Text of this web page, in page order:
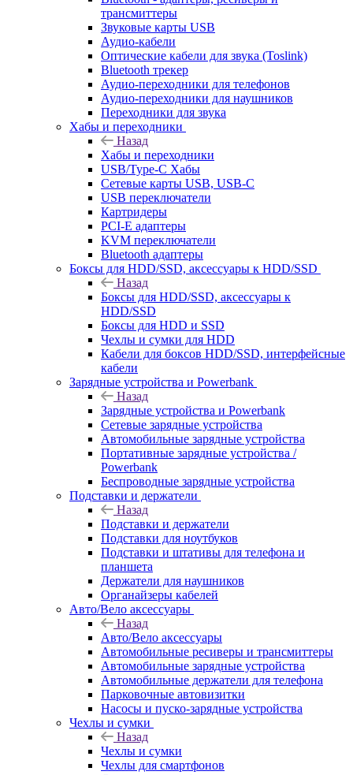
трансмиттеры
Звуковые карты USB
Аудио-кабели
Оптические кабели для звука (Toslink)
Bluetooth трекер
Аудио-переходники для телефонов
Аудио-переходники для наушников
Переходники для звука
Хабы и переходники
Назад
Хабы и переходники
USB/Type-C Хабы
Сетевые карты USB, USB-C
USB переключатели
Картридеры
PCI-E адаптеры
KVM переключатели
Bluetooth адаптеры
Боксы для HDD/SSD, аксессуары к HDD/SSD
Назад
Боксы для HDD/SSD, аксессуары к
HDD/SSD
Боксы для HDD и SSD
Чехлы и сумки для HDD
Кабели для боксов HDD/SSD, интерфейсные
кабели
Зарядные устройства и Powerbank
Назад
Зарядные устройства и Powerbank
Сетевые зарядные устройства
Автомобильные зарядные устройства
Портативные зарядные устройства /
Powerbank
Беспроводные зарядные устройства
Подставки и держатели
Назад
Подставки и держатели
Подставки для ноутбуков
Подставки и штативы для телефона и
планшета
Держатели для наушников
Органайзеры кабелей
Авто/Вело аксессуары
Назад
Авто/Вело аксессуары
Автомобильные ресиверы и трансмиттеры
Автомобильные зарядные устройства
Автомобильные держатели для телефона
Парковочные автовизитки
Насосы и пуско-зарядные устройства
Чехлы и сумки
Назад
Чехлы и сумки
Чехлы для смартфонов